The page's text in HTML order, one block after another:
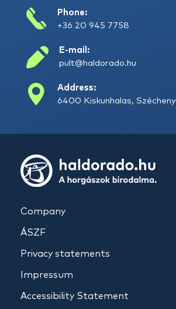
Phone:
+36 20 945 7758
E-mail:
pult@haldorado.hu
Address:
6400 Kiskunhalas,
Company
ÁSZF
Privacy statements
Impressum
Accessibility Statement